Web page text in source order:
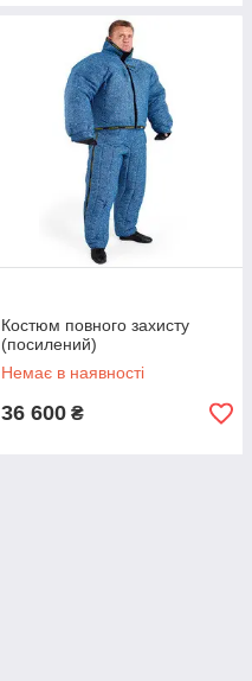
Костюм повного захисту
(посилений)
Немає в наявності
36 600 ₴